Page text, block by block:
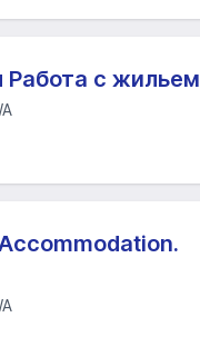
Работа с жильем